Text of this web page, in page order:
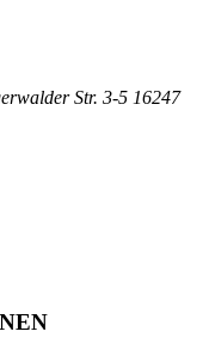
Str. 3-5 16247